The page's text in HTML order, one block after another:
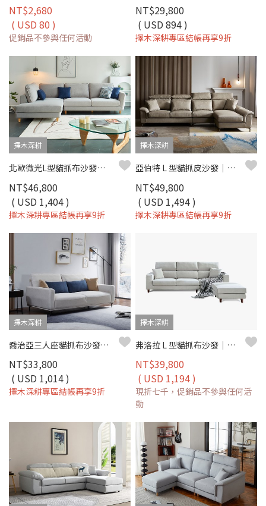
NT$2,680
( USD 80 )
促銷品不參與任何活動
NT$29,800
( USD 894 )
擇木深耕專區結帳再享9折
擇木深耕
北歐微光L型貓抓布沙發｜比利時貓抓布 × 防潑水耐磨 × 可拆洗布套 × 左右型–擇木深耕
NT$46,800
( USD 1,404 )
擇木深耕專區結帳再享9折
擇木深耕
亞伯特 L 型貓抓皮沙發｜防刮耐磨 × 好清潔 × 穩定高支撐 – 擇木深耕
NT$49,800
( USD 1,494 )
擇木深耕專區結帳再享9折
擇木深耕
喬治亞三人座貓抓布沙發｜可調椅背 × 深座設計 × 防潑水耐磨 × SGS貓抓布–擇木深耕
NT$33,800
( USD 1,014 )
擇木深耕專區結帳再享9折
擇木深耕
弗洛拉 L 型貓抓布沙發｜獨立筒坐墊 × 防潑水耐磨 × 可拆洗布套 × 移動腳椅–擇木深耕
NT$39,800
( USD 1,194 )
現折七千，促銷品不參與任何活
動